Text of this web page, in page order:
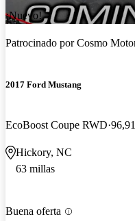
¡Nuevo!
Patrocinado porCosmo
2017 Ford Mustang
EcoBoost Coupe RWD
Hickory, NC
63 millas
Buena oferta